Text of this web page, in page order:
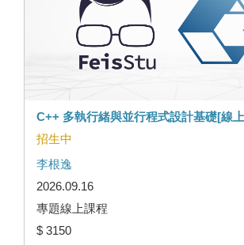
C++ 多執行緒與並行程式設計基礎[線
招生中
李根逸
2026.09.16
專題線上課程
$ 3150